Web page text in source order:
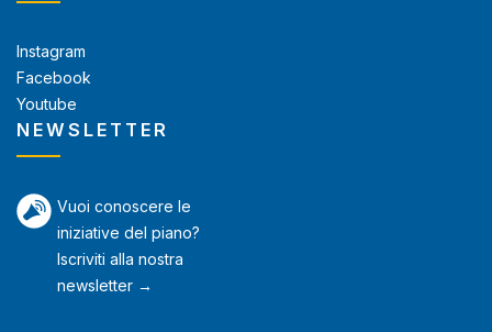
Instagram
Facebook
Youtube
NEWSLETTER
Vuoi conoscere le
iniziative del piano?
Iscriviti alla nostra
newsletter →